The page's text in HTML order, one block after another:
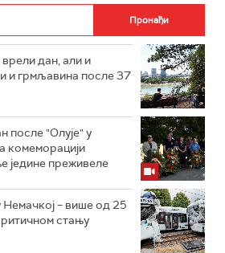
дан, али и
и грмљавина после 37
после "Олује" у
комеморацији
једине преживеле
Немачкој – више од 25
стању